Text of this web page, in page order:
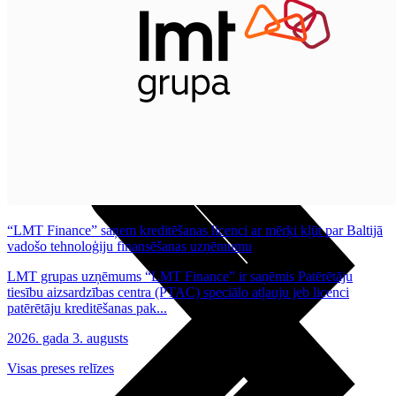
Maksas un tarifi Latvijā
Kur nopirkt
Kā kļūt par LMT klientu
“LMT Finance” saņem kreditēšanas licenci ar mērķi kļūt par Baltijā
vadošo tehnoloģiju finansēšanas uzņēmumu
LMT grupas uzņēmums “LMT Finance” ir saņēmis Patērētāju
tiesību aizsardzības centra (PTAC) speciālo atļauju jeb licenci
patērētāju kreditēšanas pak...
2026. gada 3. augusts
Visas preses relīzes